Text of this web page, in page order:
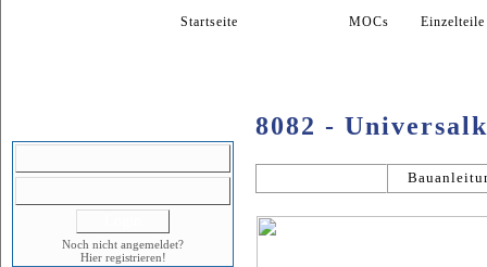
Startseite MOCs Einzelteile
Noch nicht angemeldet?
Hier registrieren!
8082 -